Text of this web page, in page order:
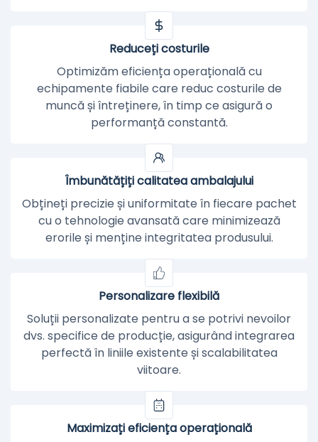
Reduceți costurile
Optimizăm eficiența operațională cu
echipamente fiabile care reduc costurile de
muncă și întreținere, în timp ce asigură o
performanță constantă.
Îmbunătățiți calitatea ambalajului
Obțineți precizie și uniformitate în fiecare pachet
cu o tehnologie avansată care minimizează
erorile și menține integritatea produsului.
Personalizare flexibilă
Soluții personalizate pentru a se potrivi nevoilor
dvs. specifice de producție, asigurând integrarea
perfectă în liniile existente și scalabilitatea
viitoare.
Maximizați eficiența operațională